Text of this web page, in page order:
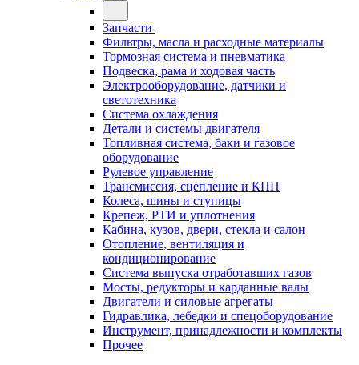
Запчасти
Фильтры, масла и расходные материалы
Тормозная система и пневматика
Подвеска, рама и ходовая часть
Электрооборудование, датчики и
светотехника
Система охлаждения
Детали и системы двигателя
Топливная система, баки и газовое
оборудование
Рулевое управление
Трансмиссия, сцепление и КПП
Колеса, шины и ступицы
Крепеж, РТИ и уплотнения
Кабина, кузов, двери, стекла и салон
Отопление, вентиляция и
кондиционирование
Система выпуска отработавших газов
Мосты, редукторы и карданные валы
Двигатели и силовые агрегаты
Гидравлика, лебедки и спецоборудование
Инструмент, принадлежности и комплекты
Прочее